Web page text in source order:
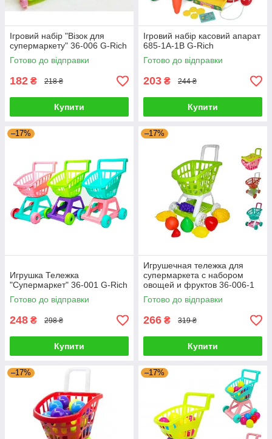
Ігровий набір "Візок для
супермаркету" 36-006 G-Rich
Готово до відправки
182 ₴ 218 ₴
Купити
Ігровий набір касовий апарат
685-1A-1B G-Rich
Готово до відправки
203 ₴ 244 ₴
Купити
–17%
Игрушка Тележка
"Супермаркет" 36-001 G-Rich
Готово до відправки
248 ₴ 298 ₴
Купити
–17%
Игрушечная тележка для
супермаркета с набором
овощей и фруктов 36-006-1
G-Rich
Готово до відправки
266 ₴ 319 ₴
Купити
–17% –17%